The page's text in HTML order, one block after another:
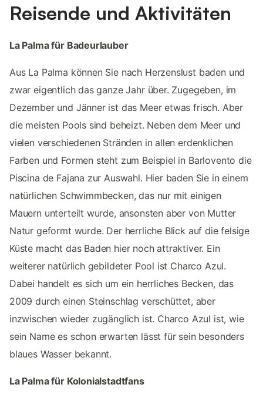
Reisende und Aktivitäten
La Palma für Badeurlauber
Aus La Palma können Sie nach Herzenslust baden und
zwar eigentlich das ganze Jahr über. Zugegeben, im
Dezember und Jänner ist das Meer etwas frisch. Aber
die meisten Pools sind beheizt. Neben dem Meer und
vielen verschiedenen Stränden in allen erdenklichen
Farben und Formen steht zum Beispiel in Barlovento die
Piscina de Fajana zur Auswahl. Hier baden Sie in einem
natürlichen Schwimmbecken, das nur mit einigen
Mauern unterteilt wurde, ansonsten aber von Mutter
Natur geformt wurde. Der herrliche Blick auf die felsige
Küste macht das Baden hier noch attraktiver. Ein
weiterer natürlich gebildeter Pool ist Charco Azul.
Dabei handelt es sich um ein herrliches Becken, das
2009 durch einen Steinschlag verschüttet, aber
inzwischen wieder zugänglich ist. Charco Azul ist, wie
sein Name es schon erwarten lässt für sein besonders
blaues Wasser bekannt.
La Palma für Kolonialstadtfans